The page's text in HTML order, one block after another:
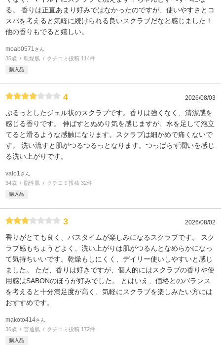
る。 香りは正直あまり好みではなかったのですが、使いやすさとコ
スパを考えると気軽に続けられる良いスクラブだなと感じました！
他の香りもでると嬉しい。
moab0571 さん
35歳 乾燥肌 クチコミ投稿 114件
購入品
4 2026/08/03
ぷるっとしたジェル状のスクラブです。香りは強くなく、清潔感を
感じる香りです。 伸ばすとぬめり気を感じますが、水を足して泡立
てると滑るような感触になります。スクラブは細かめで痛くないで
す。 洗い流すと肌がつるつるっとなります。つっぱらず潤いを感じ
る洗い上がりです。
valo1 さん
34歳 脂性肌 クチコミ投稿 32件
購入品
3 2026/08/02
香りがとても良く、バスタイムが楽しみになるスクラブです。 スク
ラブ感もちょうどよく、洗い上がりは肌がつるんとなめらかになっ
て気持ちいいです。乾燥もしにくく、デイリー使いしやすいと感じ
ました。 ただ、香りは好きですが、個人的にはスクラブの香りや使
用感はSABONのほうが好みでした。 とはいえ、価格とのバランス
を考えると十分満足度が高く、気軽にスクラブを楽しみたい方には
おすすめです。
makoto414さん
36歳 普通肌 クチコミ投稿 172件
購入品